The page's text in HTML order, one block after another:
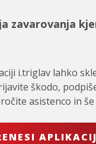
zavarovanja
i.triglav lahko
škodo,
asistenco in še